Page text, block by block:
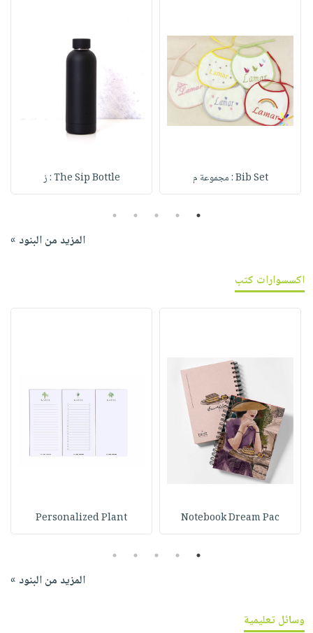
Bib Set : مجموعة م The Sip Bottle : ز
1
2
3
4
5
المزيد من البنود »
اكسسوارات كتب
Notebook Dream Pac
Personalized Plant
1
2
3
4
5
المزيد من البنود »
وسائل تعليمية